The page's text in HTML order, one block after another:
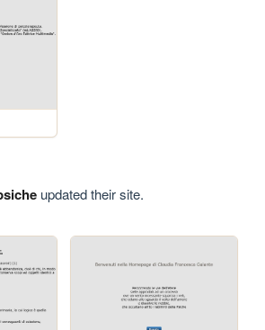
updated their site.